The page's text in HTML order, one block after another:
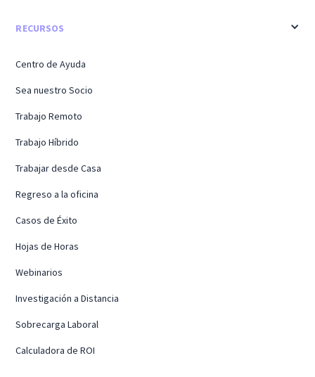
RECURSOS
Centro de Ayuda
Sea nuestro Socio
Trabajo Remoto
Trabajo Híbrido
Trabajar desde Casa
Regreso a la oficina
Casos de Éxito
Hojas de Horas
Webinarios
Investigación a Distancia
Sobrecarga Laboral
Calculadora de ROI